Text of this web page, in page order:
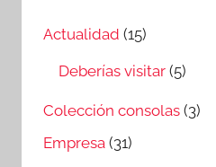
Actualidad (15)
Deberías visitar (5)
Colección consolas (3)
Empresa (31)